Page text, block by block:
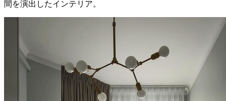
間を演出したインテリア。